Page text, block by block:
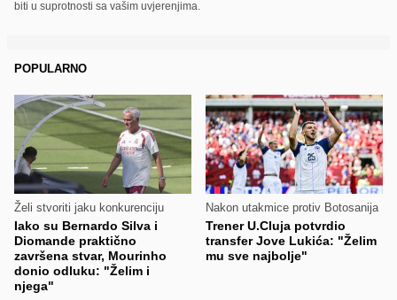
biti u suprotnosti sa vašim uvjerenjima.
POPULARNO
Želi stvoriti jaku konkurenciju
Iako su Bernardo Silva i
Diomande praktično
završena stvar, Mourinho
donio odluku: "Želim i
njega"
Nakon utakmice protiv Botosanija
Trener U.Cluja potvrdio
transfer Jove Lukića: "Želim
mu sve najbolje"